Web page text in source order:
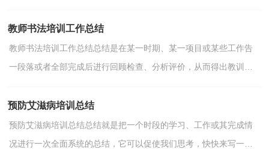
教师书法培训工作总结
教师书法培训工作总结总结是在某一时期、某一项目或某些工作告
一段落或者全部完成后进行回顾检查、分析评价，从而得出教训和
预防艾滋病培训总结
预防艾滋病培训总结总结就是把一个时段的学习、工作或其完成情
况进行一次全面系统的总结，它可以促使我们思考，快快来写一份